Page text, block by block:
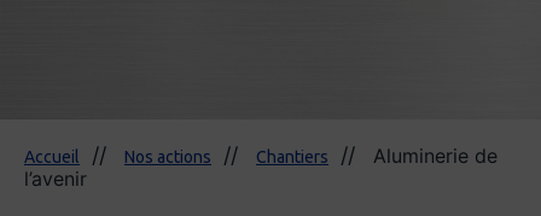
Accueil Nos actions Chantiers
Aluminerie de
l’avenir